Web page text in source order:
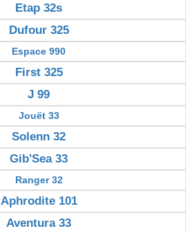
Etap 32s
Dufour 325
Espace 990
First 325
J 99
Jouët 33
Solenn 32
Gib'Sea 33
Ranger 32
Aphrodite 101
Aventura 33